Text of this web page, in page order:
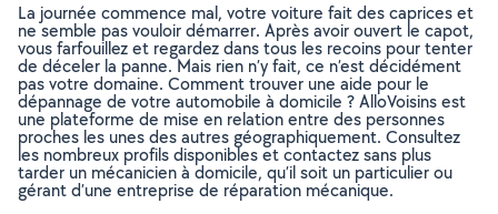
La journée commence mal, votre voiture fait des caprices et
ne semble pas vouloir démarrer. Après avoir ouvert le capot,
vous farfouillez et regardez dans tous les recoins pour tenter
de déceler la panne. Mais rien n’y fait, ce n’est décidément
pas votre domaine. Comment trouver une aide pour le
dépannage de votre automobile à domicile ? AlloVoisins est
une plateforme de mise en relation entre des personnes
proches les unes des autres géographiquement. Consultez
les nombreux profils disponibles et contactez sans plus
tarder un mécanicien à domicile, qu’il soit un particulier ou
gérant d’une entreprise de réparation mécanique.